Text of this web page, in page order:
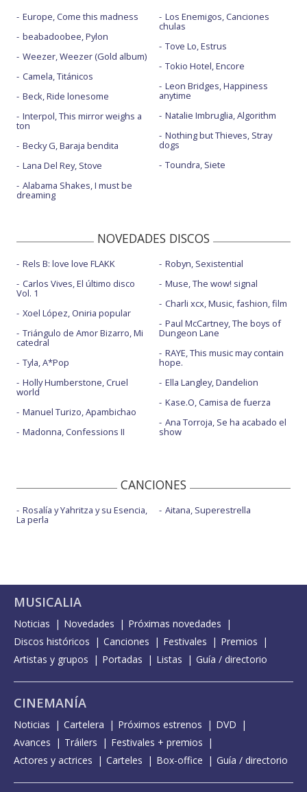
Europe, Come this madness
beabadoobee, Pylon
Weezer, Weezer (Gold album)
Camela, Titánicos
Beck, Ride lonesome
Interpol, This mirror weighs a
ton
Becky G, Baraja bendita
Lana Del Rey, Stove
Alabama Shakes, I must be
dreaming
Los Enemigos, Canciones
chulas
Tove Lo, Estrus
Tokio Hotel, Encore
Leon Bridges, Happiness
anytime
Natalie Imbruglia, Algorithm
Nothing but Thieves, Stray
dogs
Toundra, Siete
NOVEDADES DISCOS
Rels B: love love FLAKK
Carlos Vives, El último disco
Vol. 1
Xoel López, Oniria popular
Triángulo de Amor Bizarro, Mi
catedral
Tyla, A*Pop
Holly Humberstone, Cruel
world
Manuel Turizo, Apambichao
Madonna, Confessions II
Robyn, Sexistential
Muse, The wow! signal
Charli xcx, Music, fashion, film
Paul McCartney, The boys of
Dungeon Lane
RAYE, This music may contain
hope.
Ella Langley, Dandelion
Kase.O, Camisa de fuerza
Ana Torroja, Se ha acabado el
show
CANCIONES
Rosalía y Yahritza y su Esencia,
La perla
Aitana, Superestrella
MUSICALIA
Noticias Novedades
Próximas novedades
Discos históricos
Canciones Festivales
Premios
Artistas y grupos
Portadas Listas Guía / directorio
CINEMANÍA
Noticias Cartelera Próximos estrenos
DVD
Avances
Tráilers
Festivales + premios
Actores y actrices
Carteles Box-office Guía / directorio